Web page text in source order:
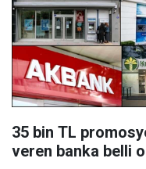
35 bin TL
veren banka belli